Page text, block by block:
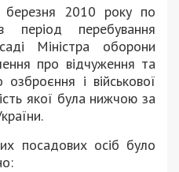
березня 2010 року по
перебування
Міністра оборони
про відчуження та
озброєння і військової
якої була нижчою за
посадових осіб було